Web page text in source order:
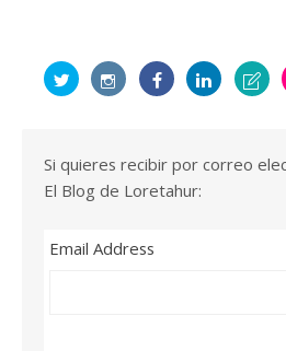
Si quieres recibir por correo
El Blog de Loretahur:
Email Address